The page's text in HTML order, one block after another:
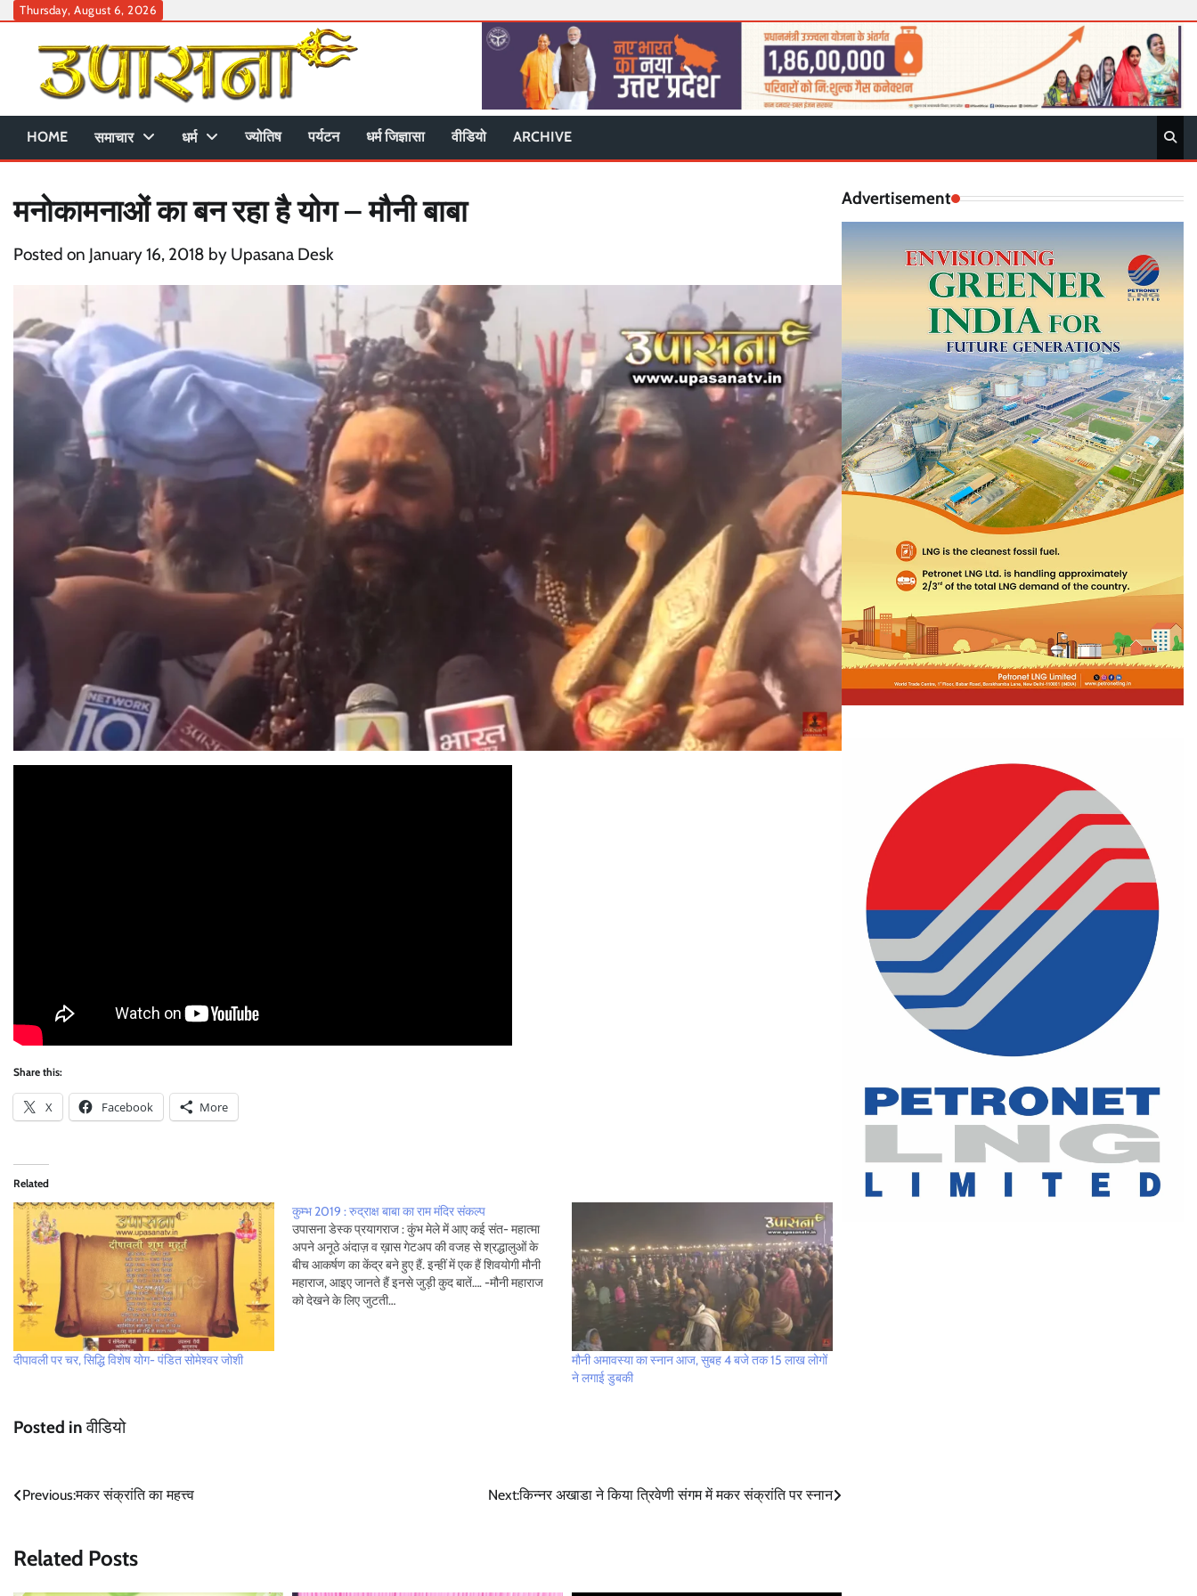
Skip
content
Thursday, August 6, 2026
HOME समाचार धर्म ज्योतिष पर्यटन धर्म जिज्ञासा वीडियो ARCHIVE
मनोकामनाओं का बन रहा है योग – मौनी बाबा
Posted on January 16, 2018 by Upasana Desk
Share this:
X Facebook More
Related
दीपावली पर चर, सिद्धि विशेष योग- पंडित सोमेश्वर जोशी
कुम्भ 2019 : रुद्राक्ष बाबा का राम मंदिर संकल्प
उपासना डेस्क प्रयागराज : कुंभ मेले में आए कई संत- महात्मा
अपने अनूठे अंदाज़ व ख़ास गेटअप की वजह से श्रद्धालुओं के
बीच आकर्षण का केंद्र बने हुए हैं. इन्हीं में एक हैं शिवयोगी मौनी
महाराज, आइए जानते हैं इनसे जुड़ी कुद बातें…. -मौनी महाराज
को देखने के लिए जुटती…
मौनी अमावस्या का स्नान आज, सुबह 4 बजे तक 15 लाख लोगों
ने लगाई डुबकी
Posted inवीडियो
Post
Previous:मकर संक्रांति का महत्त्व Next:किन्नर अखाडा ने किया त्रिवेणी संगम में मकर संक्रांति पर स्नान
Related Posts
Advertisement